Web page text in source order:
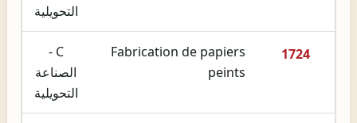
التحويلية
1724
Fabrication de papiers
peints
C -
الصناعة
التحويلية